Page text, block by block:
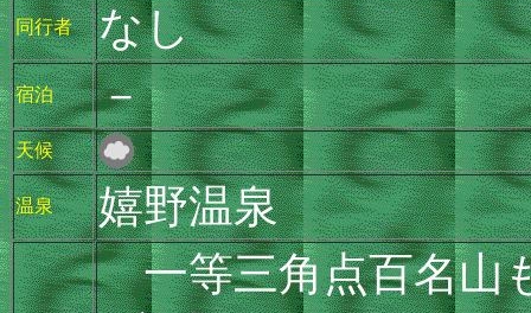
同行者 なし
宿泊 －
天候
温泉 嬉野温泉
一等三角点百名山